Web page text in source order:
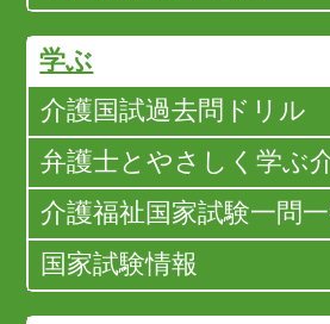
学ぶ
介護国試過去問ドリル
弁護士とやさしく学ぶ
介護福祉国家試験一問
国家試験情報